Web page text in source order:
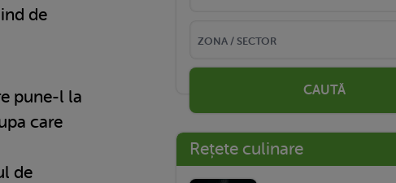
de
pune-l la
care
de
CAUTĂ
Rețete culinare